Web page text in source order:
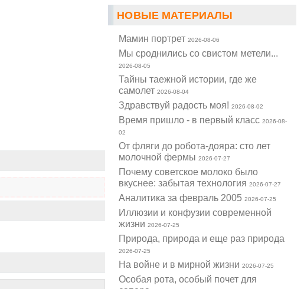
НОВЫЕ МАТЕРИАЛЫ
Мамин портрет2026-08-06
Мы сроднились со свистом метели...
2026-08-05
Тайны таежной истории, где же
самолет2026-08-04
Здравствуй радость моя!2026-08-02
Время пришло - в первый класс2026-08-
02
От фляги до робота-дояра: сто лет
молочной фермы2026-07-27
Почему советское молоко было
вкуснее: забытая технология2026-07-27
Аналитика за февраль 20052026-07-25
Иллюзии и конфузии современной
жизни2026-07-25
Природа, природа и еще раз природа
2026-07-25
На войне и в мирной жизни2026-07-25
Особая рота, особый почет для